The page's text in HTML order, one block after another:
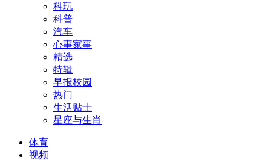
科玩
科普
汽车
心事家事
精选
特辑
早报校园
热门
生活贴士
星座与生肖
体育
视频